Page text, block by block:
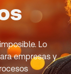
Lo
empresas y